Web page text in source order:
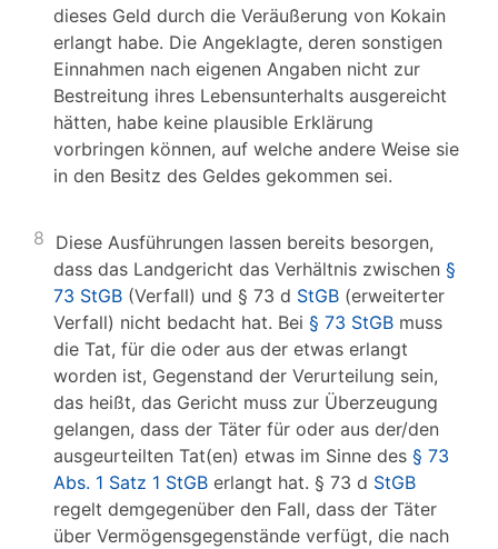
dieses Geld durch die Veräußerung von Kokain
erlangt habe. Die Angeklagte, deren sonstigen
Einnahmen nach eigenen Angaben nicht zur
Bestreitung ihres Lebensunterhalts ausgereicht
hätten, habe keine plausible Erklärung
vorbringen können, auf welche andere Weise sie
in den Besitz des Geldes gekommen sei.
8 Diese Ausführungen lassen bereits besorgen,
dass das Landgericht das Verhältnis zwischen §
73 StGB (Verfall) und § 73 d StGB (erweiterter
Verfall) nicht bedacht hat. Bei § 73 StGB muss
die Tat, für die oder aus der etwas erlangt
worden ist, Gegenstand der Verurteilung sein,
das heißt, das Gericht muss zur Überzeugung
gelangen, dass der Täter für oder aus der/den
ausgeurteilten Tat(en) etwas im Sinne des § 73
Abs. 1 Satz 1 StGB erlangt hat. § 73 d StGB
regelt demgegenüber den Fall, dass der Täter
über Vermögensgegenstände verfügt, die nach